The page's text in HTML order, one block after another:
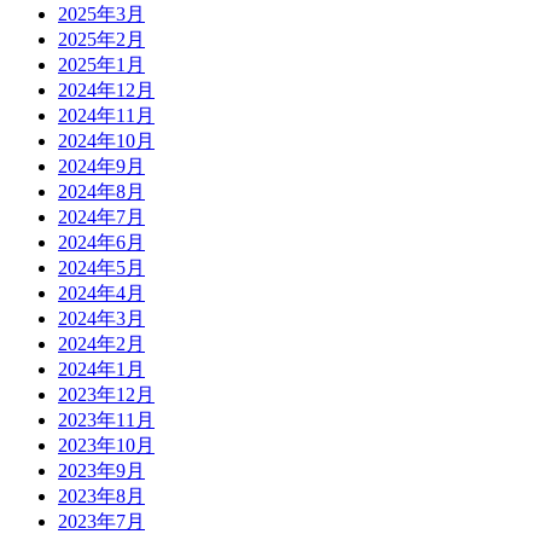
2025年3月
2025年2月
2025年1月
2024年12月
2024年11月
2024年10月
2024年9月
2024年8月
2024年7月
2024年6月
2024年5月
2024年4月
2024年3月
2024年2月
2024年1月
2023年12月
2023年11月
2023年10月
2023年9月
2023年8月
2023年7月